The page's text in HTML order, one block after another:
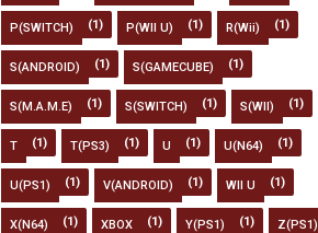
P(SWITCH) (1) P(WII U) (1) R(Wii) (1)
S(ANDROID) (1) S(GAMECUBE) (1)
S(M.A.M.E) (1) S(SWITCH) (1) S(WII) (1)
T (1) T(PS3) (1) U (1) U(N64) (1)
U(PS1) (1) V(ANDROID) (1) WII U (1)
X(N64) (1) XBOX (1) Y(PS1) (1) Z(PS1)